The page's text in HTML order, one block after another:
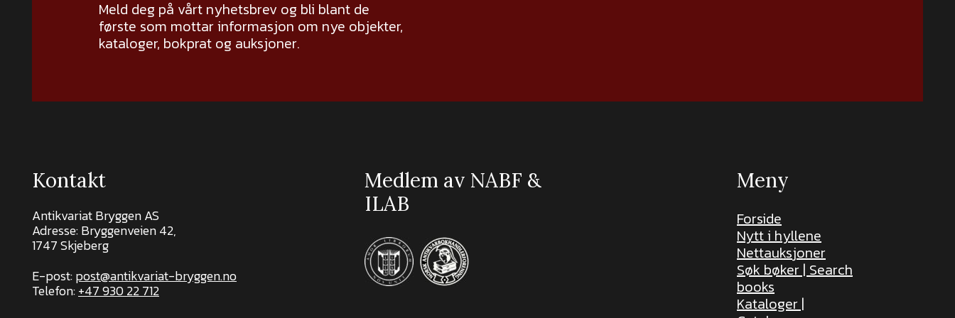
Meld deg på vårt nyhetsbrev og bli blant de
første som mottar informasjon om nye objekter,
kataloger, bokprat og auksjoner.
Kontakt
Antikvariat Bryggen AS
Adresse: Bryggenveien 42,
1747 Skjeberg
E-post:post@antikvariat-bryggen.no
Telefon:+47 930 22 712
Medlem av NABF &
ILAB
Meny
Forside
Nytt i hyllene
Nettauksjoner
Søk bøker | Search
books
Kataloger |